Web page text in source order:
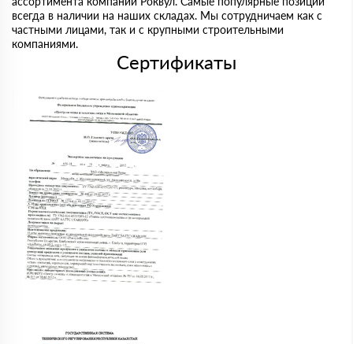
всегда в наличии на наших складах. Мы сотрудничаем как с
частными лицами, так и с крупными строительными
компаниями.
Сертификаты